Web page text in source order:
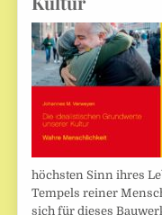
höchsten Sinn ihres
Tempels reiner
sich für dieses